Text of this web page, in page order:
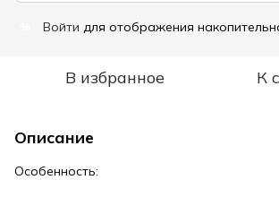
Войти для отображения
В избранное К
Описание
Особенность: